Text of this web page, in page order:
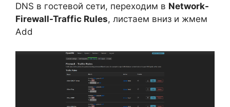
DNS в гостевой сети, переходим в Network-
Firewall-Traffic Rules, листаем вниз и жмем
Add